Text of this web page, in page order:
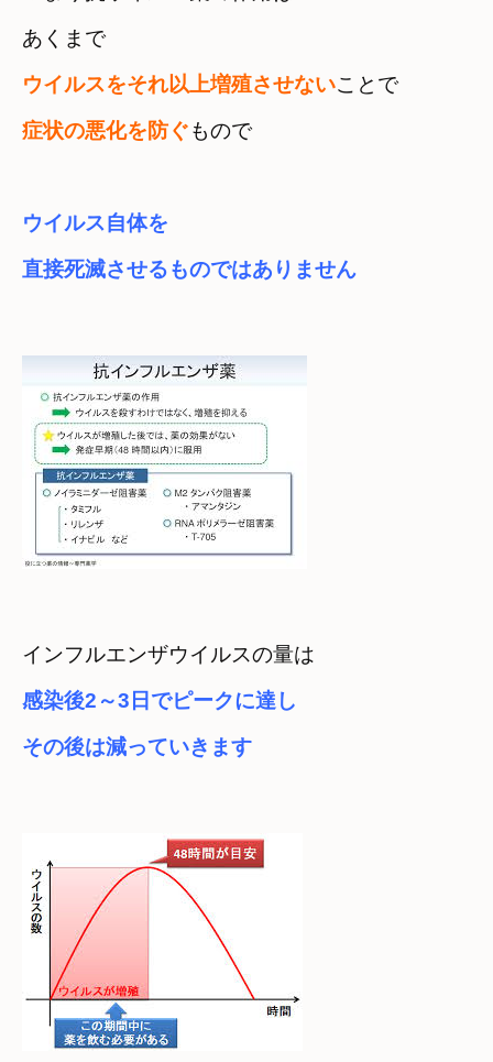
ウイルスをそれ以上増殖させない
症状の悪化を防ぐもので
ウイルス自体を
直接死滅させるものではありません
インフルエンザウイルスの量は
感染後2～3日でピークに達し
その後は減っていきます